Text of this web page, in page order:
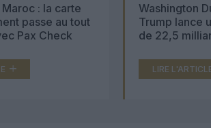
: la carte
passe au tout
Pax Check
Washington
Trump lance
de 22,5
LIRE